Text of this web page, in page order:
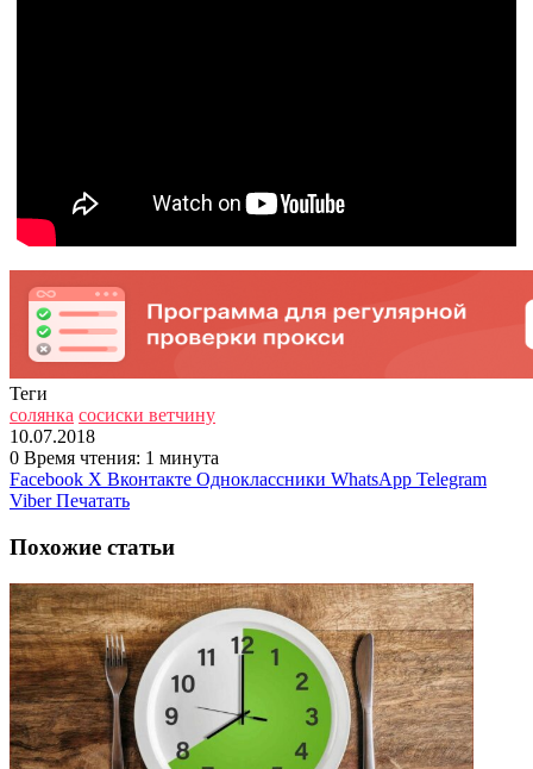
Теги
солянка сосиски ветчину
10.07.2018
0 Время чтения: 1 минута
Facebook X Вконтакте Одноклассники WhatsApp Telegram
Viber Печатать
Похожие статьи